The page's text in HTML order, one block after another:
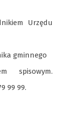
Urzędu
gminnego
spisowym.
99 99.